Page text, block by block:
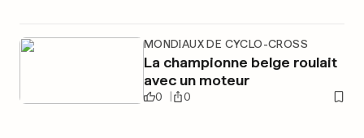
MONDIAUX DE CYCLO-CROSS
La championne belge roulait
avec un moteur
0 0